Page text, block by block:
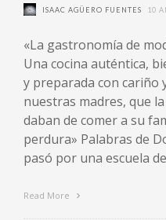
ISAAC AGÜERO FUENTES 10
«La gastronomía de
Una cocina auténtica,
y preparada con cariño
nuestras madres, que
daban de comer a su
perdura» Palabras de
pasó por una escuela
Read More